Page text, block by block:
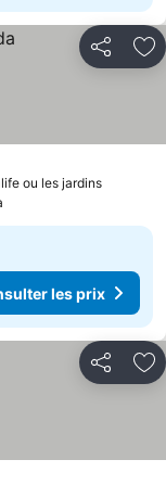
Partager
ou les jardins
les prix
Partager